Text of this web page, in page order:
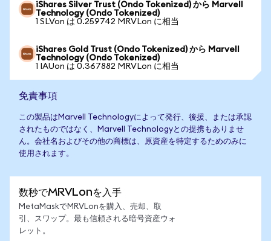
iShares Silver Trust (Ondo Tokenized) から Marvell
Technology (Ondo Tokenized)
1 SLVon は 0.259742 MRVLon に相当
iShares Gold Trust (Ondo Tokenized) から Marvell
Technology (Ondo Tokenized)
1 IAUon は 0.367882 MRVLon に相当
免責事項
この製品はMarvell Technologyによって発行、後援、または承認
されたものではなく、Marvell Technologyとの提携もありませ
ん。会社名およびその他の商標は、原資産を特定するためのみに
使用されます。
数秒でMRVLonを入手
MetaMaskでMRVLonを購入、売却、取
引、スワップ。最も信頼される暗号資産ウォ
レット。